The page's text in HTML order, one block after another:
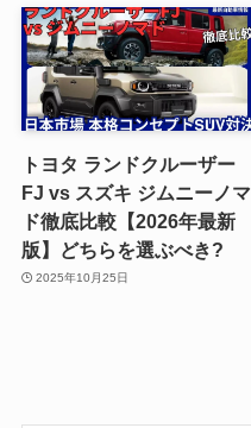
トヨタ ランドクルーザー
FJ vs スズキ ジムニーノマ
ド徹底比較【2026年最新
版】どちらを選ぶべき?
2025年10月25日